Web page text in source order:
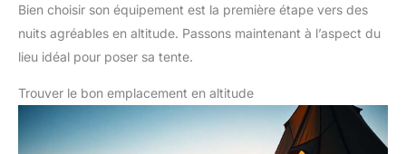
Bien choisir son équipement est la première étape vers des
nuits agréables en altitude. Passons maintenant à l’aspect du
lieu idéal pour poser sa tente.
Trouver le bon emplacement en altitude